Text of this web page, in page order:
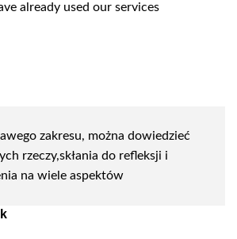
already used our services
zakresu, można dowiedzieć
rzeczy,skłania do refleksji i
na wiele aspektów